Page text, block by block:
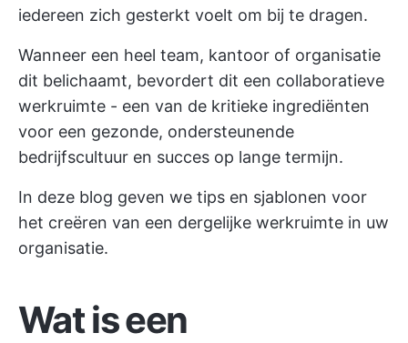
iedereen zich gesterkt voelt om bij te dragen.
Wanneer een heel team, kantoor of organisatie
dit belichaamt, bevordert dit een collaboratieve
werkruimte - een van de kritieke ingrediënten
voor een gezonde, ondersteunende
bedrijfscultuur en succes op lange termijn.
In deze blog geven we tips en sjablonen voor
het creëren van een dergelijke werkruimte in uw
organisatie.
Wat is een